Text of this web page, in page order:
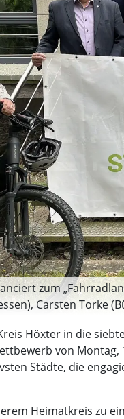
zum
Carsten Torke
(in
Kreis Höxter/
Höxter in die
von Montag,
Städte, die
Heimatkreis zu